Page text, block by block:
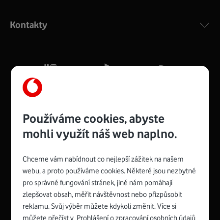
silný signál pro celou domácnost. Kompaktní rozměry 21
Více o COMPAL CH7465VF
Zyxel VMG8623-T50B:
Rozměry modemu jsou 16 x 22 x 7,5 cm (včetně stojánku)
a nabízí 4 gigabitové LAN porty a bezdrátové připojení Wi-
Spojte se s Vodafonem
Kontakty
Používáme cookies, abyste
mohli využít náš web naplno.
Chceme vám nabídnout co nejlepší zážitek na našem
webu, a proto používáme cookies. Některé jsou nezbytné
pro správné fungování stránek, jiné nám pomáhají
zlepšovat obsah, měřit návštěvnost nebo přizpůsobit
reklamu. Svůj výběr můžete kdykoli změnit. Více si
můžete přečíst v Prohlášení o zpracování osobních údajů